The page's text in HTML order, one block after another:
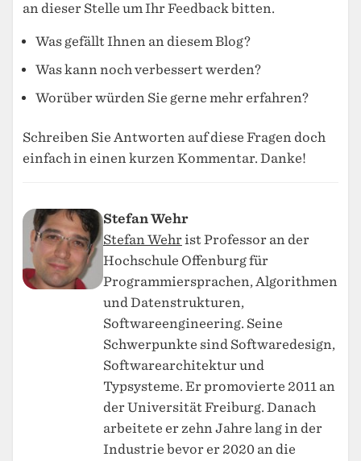
an dieser Stelle um Ihr Feedback bitten.
Was gefällt Ihnen an diesem Blog?
Was kann noch verbessert werden?
Worüber würden Sie gerne mehr erfahren?
Schreiben Sie Antworten auf diese Fragen doch
einfach in einen kurzen Kommentar. Danke!
Stefan Wehr
Stefan Wehrist Professor an der
Hochschule Offenburg für
Programmiersprachen, Algorithmen
und Datenstrukturen,
Softwareengineering. Seine
Schwerpunkte sind Softwaredesign,
Softwarearchitektur und
Typsysteme. Er promovierte 2011 an
der Universität Freiburg. Danach
arbeitete er zehn Jahre lang in der
Industrie bevor er 2020 an die